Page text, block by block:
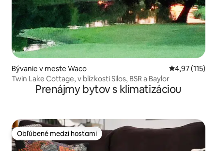
Bývanie v meste Waco Priemerné
4,97 (115)
Twin Lake Cottage, v blízkosti Silos, BSR a Baylor
Prenájmy bytov s klimatizáciou
Obľúbené medzi hosťami
Obľúbené medzi hosťami